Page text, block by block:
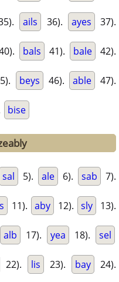
ails 36). ayes 37).
bals 41). bale 42).
beys 46). able 47).
bise
sal 5). ale 6). sab 7).
11). aby 12). sly 13).
alb 17). yea 18). sel
22). lis 23). bay 24).